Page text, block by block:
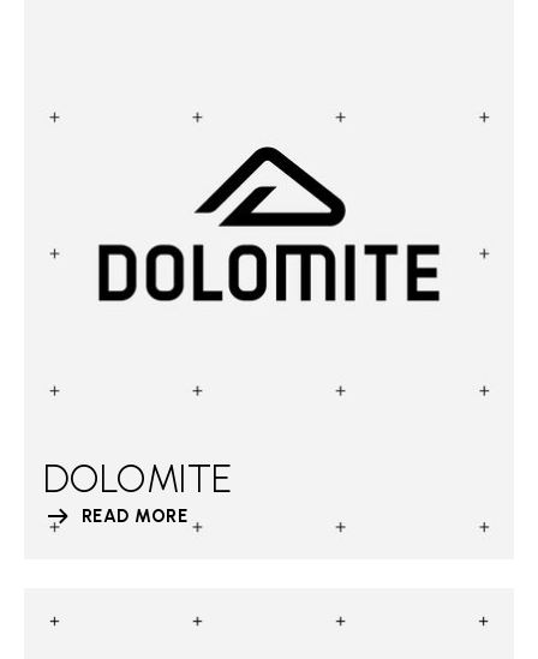
DOLOMITE
READ MORE